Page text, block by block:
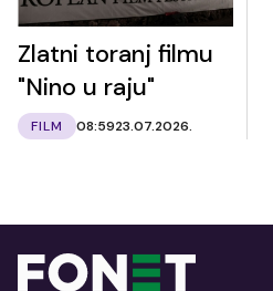
Zlatni toranj filmu
"Nino u raju"
FILM 08:5923.07.2026.